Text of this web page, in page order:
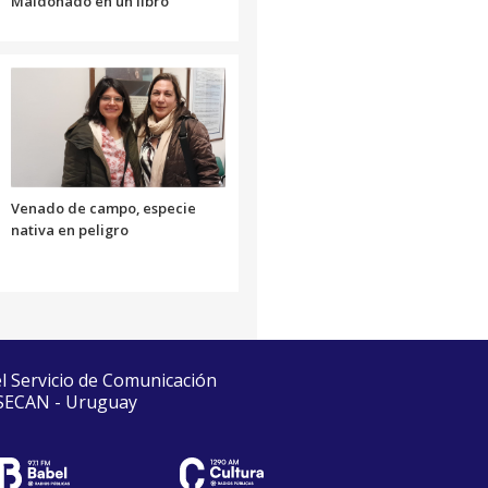
Venado de campo, especie
nativa en peligro
de Comunicación
- Uruguay